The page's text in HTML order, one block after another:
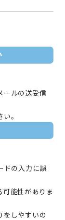
ールの送受信
。
ドの入力に誤
能性がありま
をしやすいの